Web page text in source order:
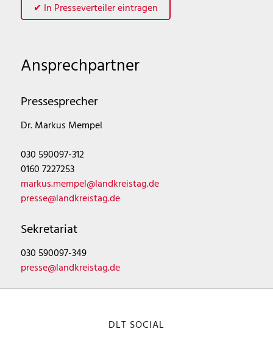
✔ In Presseverteiler eintragen
Ansprechpartner
Pressesprecher
Dr. Markus Mempel
030 590097-312
0160 7227253
markus.mempel@landkreistag.de
presse@landkreistag.de
Sekretariat
030 590097-349
presse@landkreistag.de
DLT SOCIAL